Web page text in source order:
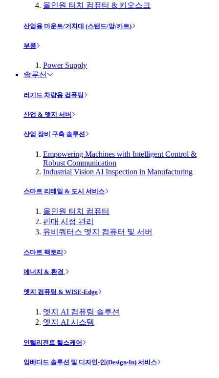
올인원 터치 컴퓨터 & 키오스크
산업용 마운트/거치대 (스탠드/암/카트)
부품
Power Supply
솔루션
러기드 차량용 컴퓨팅
산업 & 엣지 서버
산업 장비 구축 솔루션
Empowering Machines with Intelligent Control &
Robust Communication
Industrial Vision AI Inspection in Manufacturing
스마트 리테일 & 도시 서비스
올인원 터치 컴퓨터
판매 시점 관리
유비쿼터스 엣지 컴퓨터 및 서버
스마트 팩토리
에너지 & 환경
엣지 컴퓨팅 & WISE-Edge
엣지 AI 컴퓨팅 솔루션
엣지 AI 시스템
인텔리전트 헬스케어
임베디드 솔루션 및 디자인-인(Design-In) 서비스